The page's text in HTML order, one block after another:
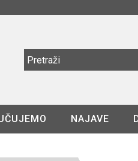
NAJAVE